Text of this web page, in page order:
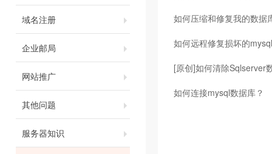
域名注册
企业邮局
网站推广
其他问题
服务器知识
如何压缩和修复我的数据
如何远程修复损坏的
[原创]如何清除Sqlserver
如何连接mysql数据库？